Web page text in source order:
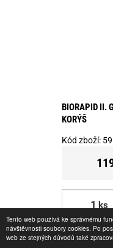
Tento web používá ke správnému
návštěvnosti soubory cookies. Po
web ze stejných důvodů také
BIORAPID II.
KORÝŠ
Kód zboží:
ks